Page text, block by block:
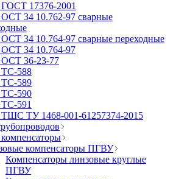
17376-2001
34 10.762-97 сварные
34 10.764-97 сварные переходные
34 10.764-97
36-23-77
588
589
590
591
ТУ 1468-001-61257374-2015
компенсаторы ПГВУ
Компенсаторы линзовые круглые
ПГВУ